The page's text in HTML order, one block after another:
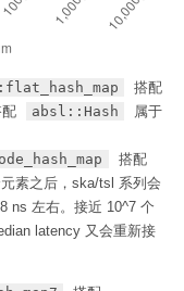
搭配
absl::Hash
属于
搭配
素之后，ska/tsl 系列会
ns 左右。接近 10^7 个
latency 又会重新接